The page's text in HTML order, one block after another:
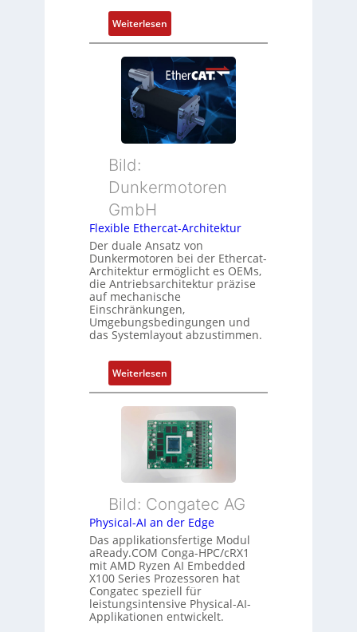
d
Z
u
s
t
a
s
e
w
a
c
h
u
n
g
r
t
P
o
s
i
s
s
u
n
g
u
n
Z
u
s
t
a
n
d
ü
b
e
r
w
a
c
h
Weiterlesen:
N
e
u
e
u
e
t
y
p
s
o
r
g
t
f
ü
r
m
e
h
r
i
s
t
u
n
g
Bild:
Dunkermotoren
GmbH
Flexible Ethercat-Architektur
Der duale Ansatz von
Dunkermotoren bei der Ethercat-
Architektur ermöglicht es OEMs,
die Antriebsarchitektur präzise
auf mechanische
Einschränkungen,
Umgebungsbedingungen und
das Systemlayout abzustimmen.
Weiterlesen:
F
l
e
x
i
b
e
E
t
h
e
r
c
a
Bild: Congatec AG
Physical-AI an der Edge
Das applikationsfertige Modul
aReady.COM Conga-HPC/cRX1
mit AMD Ryzen AI Embedded
X100 Series Prozessoren hat
Congatec speziell für
leistungsintensive Physical-AI-
Applikationen entwickelt.